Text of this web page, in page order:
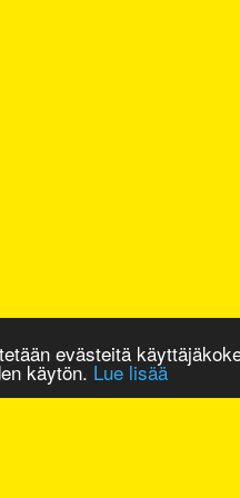
evästeitä
käytön. Lue lisää